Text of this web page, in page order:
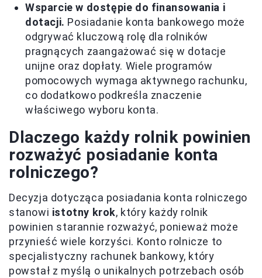
Wsparcie w dostępie do finansowania i
dotacji. Posiadanie konta bankowego może
odgrywać kluczową rolę dla rolników
pragnących zaangażować się w dotacje
unijne oraz dopłaty. Wiele programów
pomocowych wymaga aktywnego rachunku,
co dodatkowo podkreśla znaczenie
właściwego wyboru konta.
Dlaczego każdy rolnik powinien
rozważyć posiadanie konta
rolniczego?
Decyzja dotycząca posiadania konta rolniczego
stanowi istotny krok, który każdy rolnik
powinien starannie rozważyć, ponieważ może
przynieść wiele korzyści. Konto rolnicze to
specjalistyczny rachunek bankowy, który
powstał z myślą o unikalnych potrzebach osób